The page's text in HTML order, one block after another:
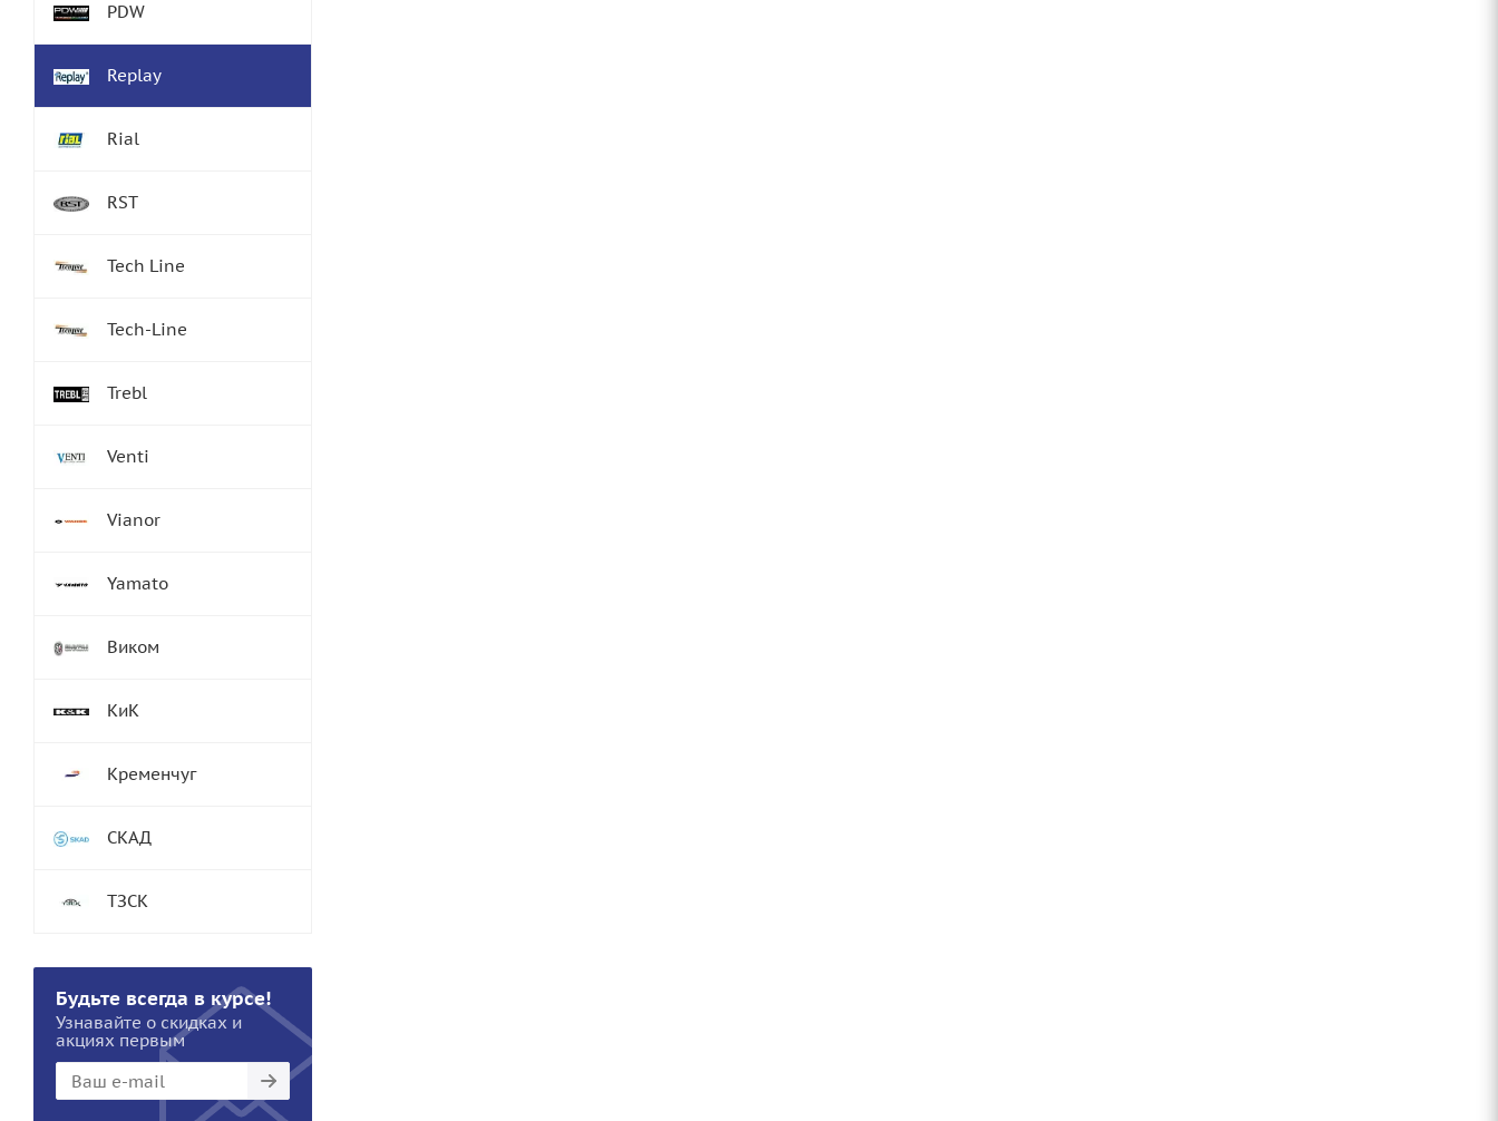
PDW
Replay
Rial
RST
Tech Line
Tech-Line
Trebl
Venti
Vianor
Yamato
Виком
КиК
Кременчуг
СКАД
ТЗСК
Будьте всегда в курсе!
Узнавайте о скидках и
акциях первым